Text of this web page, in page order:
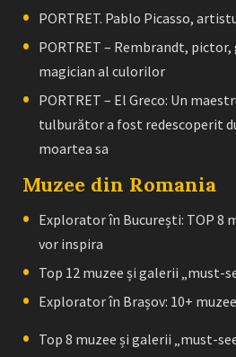
PORTRET. Pablo Picasso,
PORTRET – Rembrandt,
magician al culorilor
PORTRET – El Greco: Un
tulburător a fost redescoperit
moartea sa
Muzee din Romania
Explorator în București: TOP 8
vor inspira
Top 12 muzee și galerii „must-
Explorator în Brașov: 10+
Top 8 muzee și galerii „must-